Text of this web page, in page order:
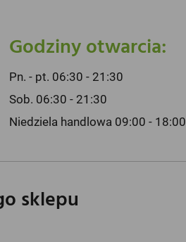
Godziny otwarcia:
Pn. - pt. 06:30 - 21:30
Sob. 06:30 - 21:30
Niedziela handlowa 09:00 - 18:00
sklepu